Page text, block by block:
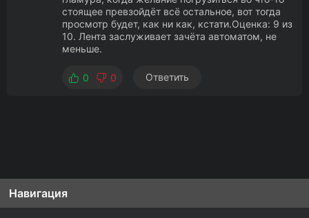
стоящее превзойдёт всё остальное, вот тогда
просмотр будет, как ни как, кстати.Оценка: 9 из
10. Лента заслуживает зачёта автоматом, не
меньше.
0 0 Ответить
Навигация